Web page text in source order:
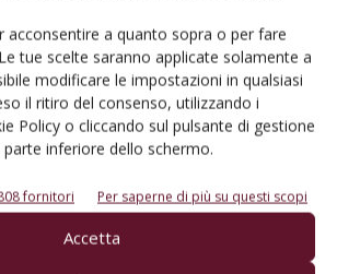
acconsentire a quanto sopra o per fare
tue scelte saranno applicate solamente a
modificare le impostazioni in qualsiasi
il ritiro del consenso, utilizzando i
Policy o cliccando sul pulsante di gestione
inferiore dello schermo.
fornitori Per saperne di più su questi scopi
Accetta